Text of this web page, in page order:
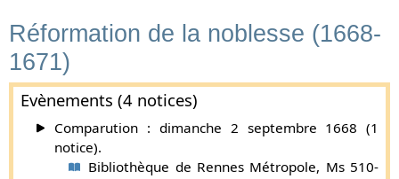
des comptes de Paris)]. De plus on luy trouve la
qualité dechevalier de l’ordre du roydans plusieurs
quittances qu’il donna au trésorier de l’Épargne les
19 mars 1550 (1551) et 16 avril 1553 ainsy que dans
deux montres des vingt juillet 1550 et 27 avril 1553
et il se trouva en 1459 à la bataille de Fournoue, et
en 1534 François I
er
le fit l’in de ses pannetiers. Le 12
février de l’année suivante 1534 (1535) ce monarque
Réformation de la noblesse (1668-
1671)
Evènements (4 notices)
Comparution : dimanche 2 septembre 1668 (1
notice).
Bibliothèque de Rennes Métropole, Ms 510-